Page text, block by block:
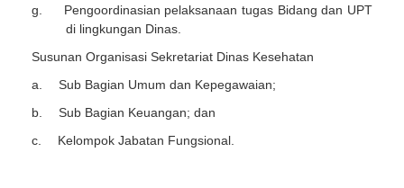
g.
Pengoordinasian pelaksanaan tugas Bidang dan UPT
di lingkungan Dinas.
Susunan Organisasi Sekretariat Dinas Kesehatan
a.
Sub Bagian Umum dan Kepegawaian;
b.
Sub Bagian Keuangan; dan
c.
Kelompok Jabatan Fungsional.